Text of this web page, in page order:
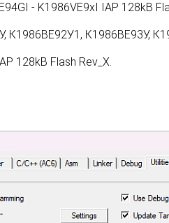
- K1986VE9xI IAP 128kB
К1986ВЕ92У1, К1986ВЕ93У,
128kB Flash Rev_X.